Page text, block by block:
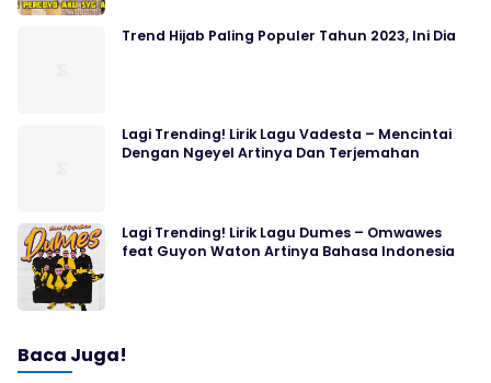
Trend Hijab Paling Populer Tahun 2023, Ini Dia
Lagi Trending! Lirik Lagu Vadesta – Mencintai
Dengan Ngeyel Artinya Dan Terjemahan
Lagi Trending! Lirik Lagu Dumes – Omwawes
feat Guyon Waton Artinya Bahasa Indonesia
Baca Juga!